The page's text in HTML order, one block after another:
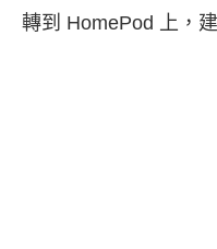
轉到 HomePod 上，